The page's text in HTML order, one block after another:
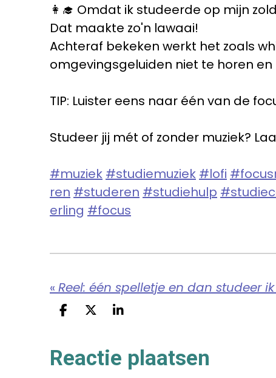
👩‍🎓 Omdat ik studeerde op mijn
Dat maakte zo'n lawaai!
Achteraf bekeken werkt het zoals
omgevingsgeluiden niet te horen
TIP: Luister eens naar één van de
Studeer jij mét of zonder muziek?
#muziek #studiemuziek #lofi
ren #studeren #studiehulp
erling #focus
« Reel: één spelletje en dan studeer
D
e
n
D
l
S
r
e
Reactie plaatsen